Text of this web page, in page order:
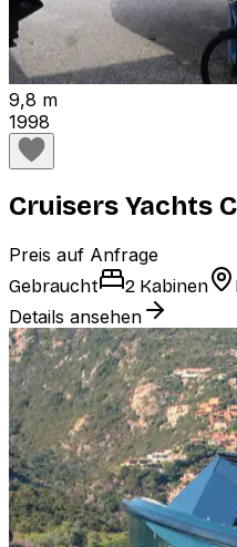
9,8 m
1998
Cruisers Yachts
Preis auf Anfrage
Gebraucht 2 Kabinen
Details ansehen